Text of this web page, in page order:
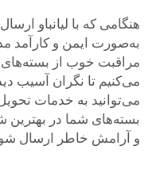
هنگامی که با لیانباو
به‌صورت ایمن و کارآمد
مراقبت خوب از بسته‌های
می‌کنیم تا نگران آسیب
می‌توانید به خدمات تحویل
بسته‌های شما در بهترین
و آرامش خاطر ارسال